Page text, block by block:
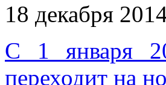
18 декабря
С 1 января
переходит на